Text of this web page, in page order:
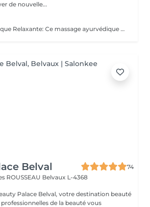
de nouvelle...
Massage Ayurvédique Relaxante: Ce massage ayurvédique du corps entier aux huiles chaudes apporte calme, équilibre et harmonie intérieure. Les huiles ayurvédiques enveloppent et massent délicatement tout le corps. Le soin harmonise les énergies corporelles, calme le système nerveux, renforce le système immunitaire, stimule la circulation lymphatique et nourrit la peau ainsi que les tissus. Énergie, vitalité et bien-être sont retrouvés.
Belval
74
ROUSSEAU Belvaux L-4368
Palace Belval, votre destination beauté
de la beauté vous